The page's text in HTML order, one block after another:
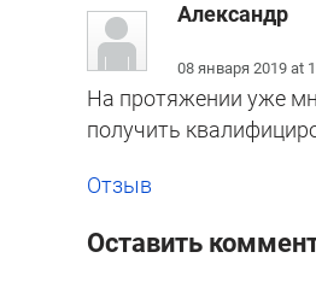
Александр
08 января 2019 at
На протяжении уже
получить
Отзыв
Оставить